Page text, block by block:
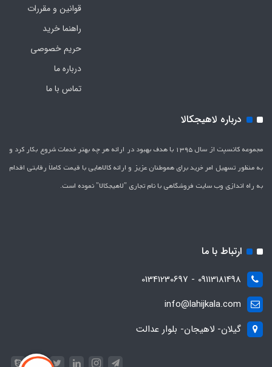
قوانین و مقررات
راهنما خرید
حریم خصوصی
درباره ما
تماس با ما
درباره لاهیجکالا
مجموعه کانسپت از سال 1395 با هدف بهبود در ارائه هر چه بهتر خدمات شروع بکار کرد و
به منظور تسهیل امر خرید برای هموطنان عزیز و ارائه کالاهایی با قیمت کاملاَ رقابتی اقدام
به راه اندازی وب سایت فروشگاهی با نام تجاری "لاهیج­کالا" نموده است.
ارتباط با ما
09113181498 - 01341230697
info@lahijkala.com
گیلان- لاهیجان- بلوار عدالت